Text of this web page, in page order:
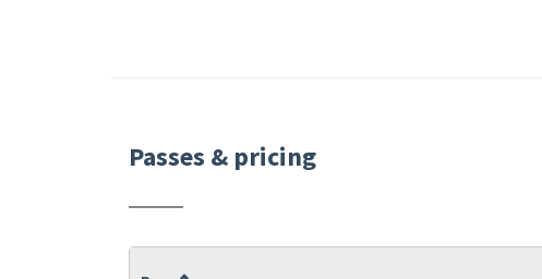
Passes & pricing